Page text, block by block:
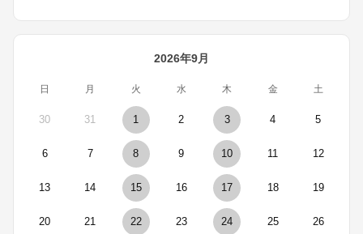
2026年9月
日 月 火 水 木 金 土
30 31 1 2 3 4 5
6 7 8 9 10 11 12
13 14 15 16 17 18 19
20 21 22 23 24 25 26